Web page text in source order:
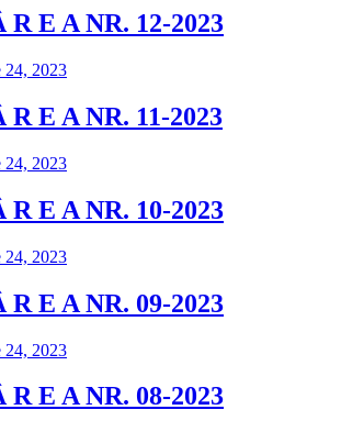
E A NR. 12-2023
24, 2023
E A NR. 11-2023
24, 2023
E A NR. 10-2023
24, 2023
E A NR. 09-2023
24, 2023
E A NR. 08-2023